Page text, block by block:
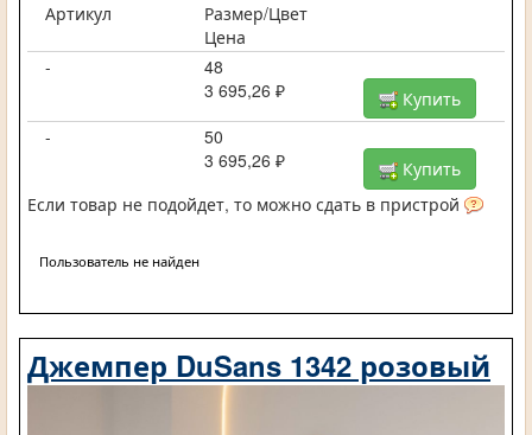
Артикул
Размер/Цвет
Цена
-
48
3 695,26 ₽
Купить
-
50
3 695,26 ₽
Купить
Если товар не подойдет, то можно сдать в пристрой
Пользователь не найден
Джемпер DuSans 1342 розовый